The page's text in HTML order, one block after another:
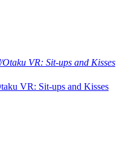
VR: Sit-ups and Kisses